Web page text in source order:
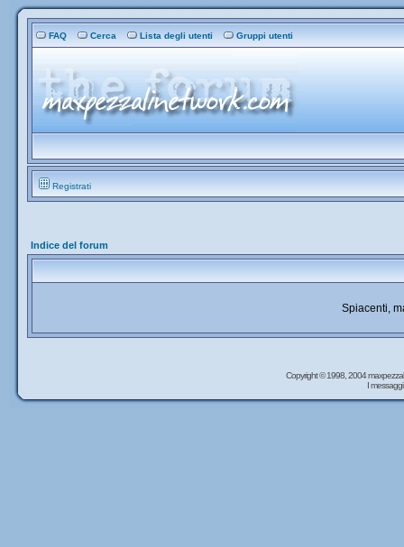
FAQ Cerca Lista degli utenti Gruppi utenti
Registrati
Indice del forum
Spiacenti,
Copyright © 1998, 2004
I